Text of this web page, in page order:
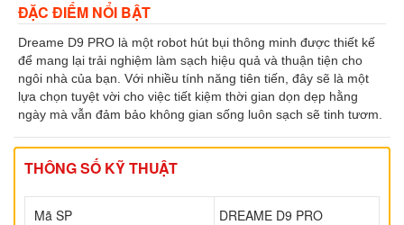
ĐẶC ĐIỂM NỔI BẬT
Dreame D9 PRO là một robot hút bụi thông minh được thiết kế
để mang lại trải nghiệm làm sạch hiệu quả và thuận tiện cho
ngôi nhà của bạn. Với nhiều tính năng tiên tiến, đây sẽ là một
lựa chọn tuyệt vời cho việc tiết kiệm thời gian dọn dẹp hằng
ngày mà vẫn đảm bảo không gian sống luôn sạch sẽ tinh tươm.
THÔNG SỐ KỸ THUẬT
Mã SP DREAME D9 PRO